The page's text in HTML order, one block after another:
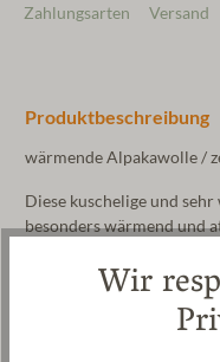
Zahlungsarten Versand
Produktbeschreibung
wärmende Alpakawolle /
Diese kuschelige und
besonders wärmend und
erhält dadurch ihre
Witterungsbeständig und
besticht außerdem durch
Wir